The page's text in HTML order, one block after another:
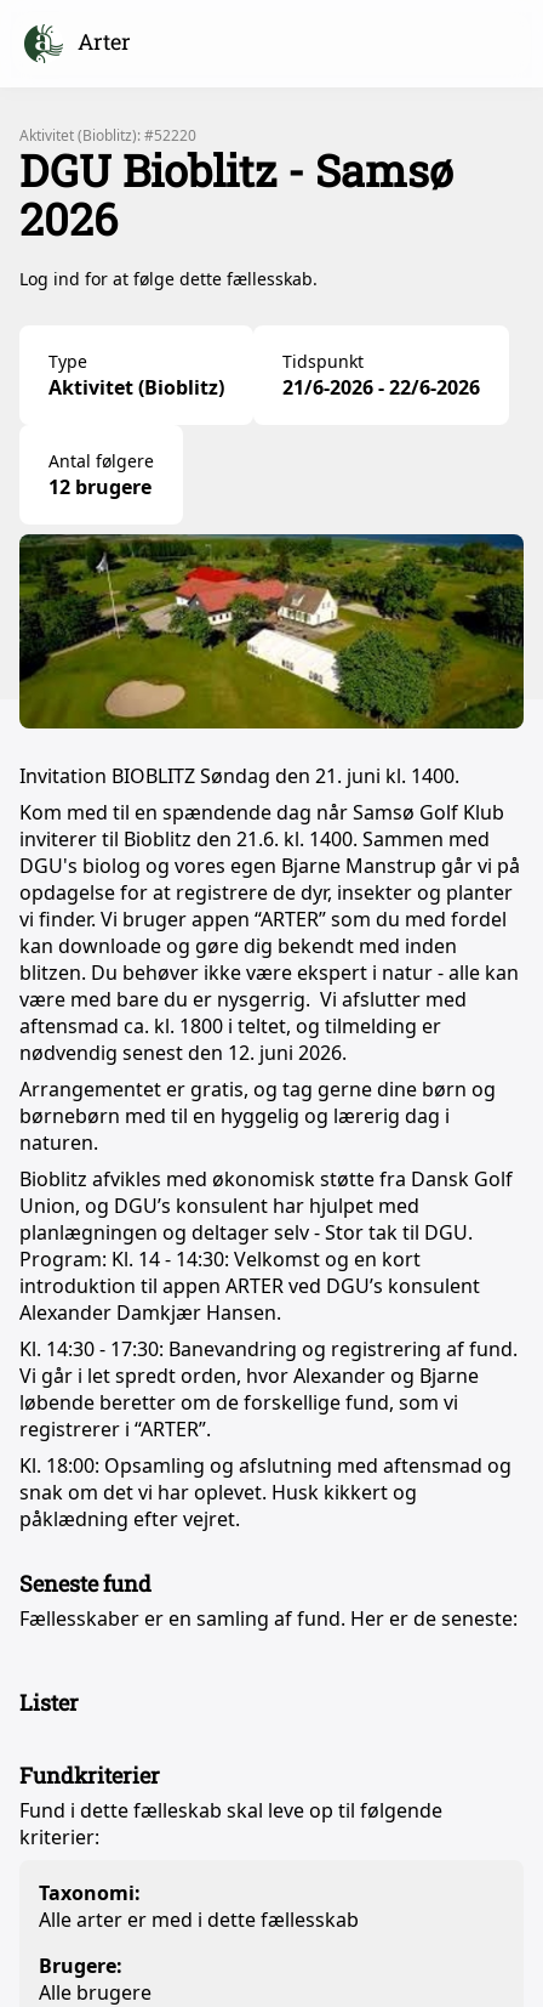
Arter
Aktivitet (Bioblitz): #52220
DGU Bioblitz - Samsø
2026
Log ind for at følge dette fællesskab.
Type
Aktivitet (Bioblitz)
Tidspunkt
21/6-2026 - 22/6-2026
Antal følgere
12 brugere
Invitation BIOBLITZ Søndag den 21. juni kl. 1400.
Kom med til en spændende dag når Samsø Golf Klub
inviterer til Bioblitz den 21.6. kl. 1400. Sammen med
DGU's biolog og vores egen Bjarne Manstrup går vi på
opdagelse for at registrere de dyr, insekter og planter
vi finder. Vi bruger appen “ARTER” som du med fordel
kan downloade og gøre dig bekendt med inden
blitzen. Du behøver ikke være ekspert i natur - alle kan
være med bare du er nysgerrig. Vi afslutter med
aftensmad ca. kl. 1800 i teltet, og tilmelding er
nødvendig senest den 12. juni 2026.
Arrangementet er gratis, og tag gerne dine børn og
børnebørn med til en hyggelig og lærerig dag i
naturen.
Bioblitz afvikles med økonomisk støtte fra Dansk Golf
Union, og DGU’s konsulent har hjulpet med
planlægningen og deltager selv - Stor tak til DGU.
Program: Kl. 14 - 14:30: Velkomst og en kort
introduktion til appen ARTER ved DGU’s konsulent
Alexander Damkjær Hansen.
Kl. 14:30 - 17:30: Banevandring og registrering af fund.
Vi går i let spredt orden, hvor Alexander og Bjarne
løbende beretter om de forskellige fund, som vi
registrerer i “ARTER”.
Kl. 18:00: Opsamling og afslutning med aftensmad og
snak om det vi har oplevet. Husk kikkert og
påklædning efter vejret.
Seneste fund
Fællesskaber er en samling af fund. Her er de seneste:
Lister
Fundkriterier
Fund i dette fælleskab skal leve op til følgende
kriterier:
Taxonomi:
Alle arter er med i dette fællesskab
Brugere:
Alle brugere